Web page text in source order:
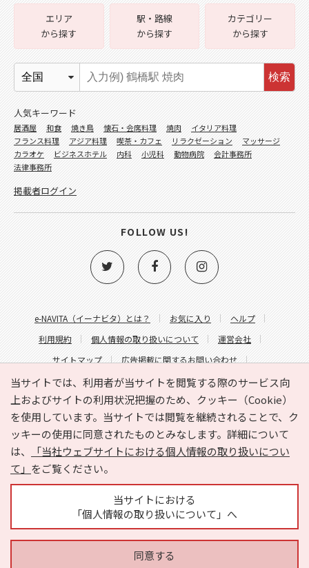
当サイトでは、利用者が当サイトを閲覧する際のサービス向
上およびサイトの利用状況把握のため、クッキー（Cookie）
を使用しています。当サイトでは閲覧を継続されることで、ク
ッキーの使用に同意されたものとみなします。詳細について
は、
「当社ウェブサイトにおける個人情報の取り扱いについ
て」 をご覧ください。
当サイトにおける
「個人情報の取り扱いについて」へ
同意する
e-NAVITA（イーナビタ）とは？ お気に入り
ヘルプ
利用規約
個人情報の取り扱いについて
運営会社
サイトマップ
広告掲載に関するお問い合わせ
サイトの内容に関するお問い合わせ
エリア
から探す
駅・路線
から探す
カテゴリー
から探す
検索
人気キーワード
居酒屋 和食 焼き鳥 懐石・会席料理 焼肉
イタリア料理
フランス料理
アジア料理 喫茶・カフェ リラクゼーション
マッサージ
カラオケ
ビジネスホテル 内科 小児科 動物病院
会計事務所
法律事務所
掲載者ログイン
FOLLOW US!
Copyright © HYOJITO.Co.,Ltd. All Rights Reserved.